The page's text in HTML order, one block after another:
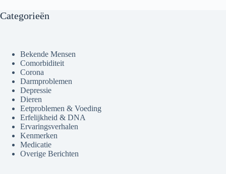
Categorieën
Bekende Mensen
Comorbiditeit
Corona
Darmproblemen
Depressie
Dieren
Eetproblemen & Voeding
Erfelijkheid & DNA
Ervaringsverhalen
Kenmerken
Medicatie
Overige Berichten